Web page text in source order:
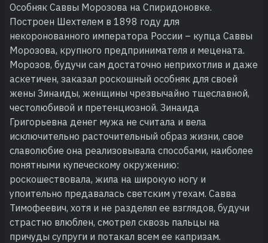
Особняк Саввы Морозова на Спиридоновке.
Построен Шехтелем в 1898 году для
некоронованного императора России – купца Саввы
Морозова, крупного предпринимателя и мецената.
Морозов, будучи сам достаточно неприхотлив и даже
аскетичен, заказал роскошный особняк для своей
жены Зинаиды, женщины чрезвычайно тщеславной,
честолюбивой и претенциозной. Зинаида
Григорьевна денег мужа не считала и вела
исключительно расточительный образ жизни, свое
славолюбие она реализовывала способами, наиболее
понятными купеческому окружению:
роскошествовала, жила на широкую ногу и
упоительно предавалась светским утехам. Савва
Тимофеевич, хотя и не разделял ее взглядов, будучи
страстно влюблен, смотрел сквозь пальцы на
причуды супруги и потакал всем ее капризам.